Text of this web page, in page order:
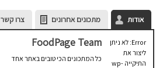
אודות מתכונים אחרונים צרו קשר
Error: לא ניתן
ליצור את
התיקייה wp-
FoodPage Team
כל המתכונים הכי טובים באתר אחד